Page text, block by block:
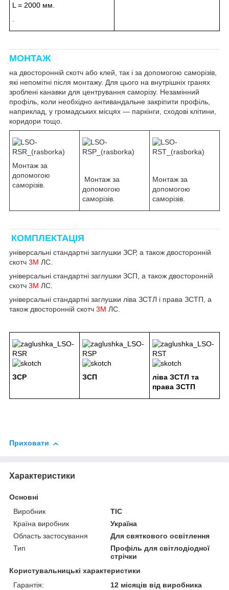
L = 2000 мм.
.
МОНТАЖ
на двосторонній скотч або клей, так і за допомогою саморізів,
які непомітні після монтажу. Для цього на внутрішніх гранях
зроблені канавки для центрування саморізу. Незамінний
профіль, коли необхідно антивандальне закріпити профіль,
наприклад, у громадських місцях — паркінги, сходові клітини,
коридори тощо.
Монтаж за
допомогою
саморізів.
Монтаж за
допомогою
саморізів.
Монтаж за
допомогою
саморізів.
КОМПЛЕКТАЦІЯ
універсальні стандартні заглушки ЗСР, а також двосторонній
скотч 3М ЛС.
універсальні стандартні заглушки ЗСП, а також двосторонній
скотч 3М ЛС.
універсальні стандартні заглушки ліва ЗСТЛ і права ЗСТП, а
також двосторонній скотч 3М ЛС.
ЗСР ЗСП
ліва ЗСТЛ та
права ЗСТП
Приховати
Характеристики
Основні
Виробник
ТІС
Країна виробник
Україна
Область застосування
Для святкового освітлення
Тип
Профіль для світлодіодної
стрічки
Користувальницькі характеристики
Гарантія:
12 місяців від виробника